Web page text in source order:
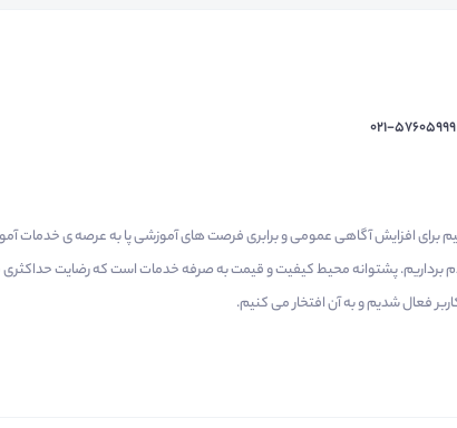
021-57605999
که تصمیم گرفتیم برای افزایش آگاهی عمومی و برابری فرصت های آموزشی پا به عرصه ی
برداریم. پشتوانه محیط کیفیت و قیمت به صرفه خدمات است که رضایت حداکثری
فعال شدیم و به آن افتخار می‌ کنیم.